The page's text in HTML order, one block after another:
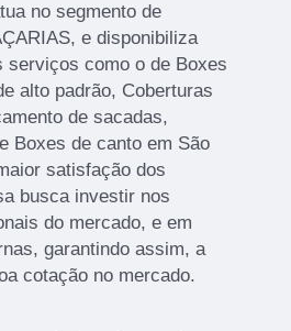
no segmento de
e disponibiliza
serviços como o de Boxes
alto padrão, Coberturas
de sacadas,
Boxes de canto em São
satisfação dos
busca investir nos
do mercado, e em
garantindo assim, a
cotação no mercado.